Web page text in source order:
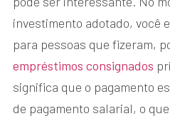
investimento adotado, você
para pessoas que fizeram,
empréstimos consignados
significa que o pagamento
de pagamento salarial, o que